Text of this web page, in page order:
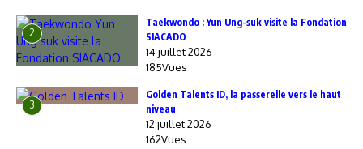
2
Taekwondo : Yun Ung-suk visite la Fondation
SIACADO
14 juillet 2026
185Vues
3
Golden Talents ID, la passerelle vers le haut
niveau
12 juillet 2026
162Vues